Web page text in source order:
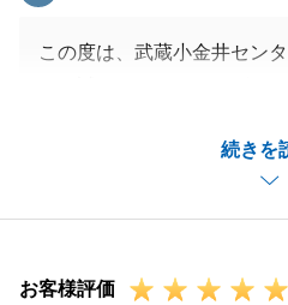
続きを
この度は、武蔵小金井セン
トを受ける事が出来、大変
う有難いお言葉を頂戴しま
となります。大変嬉しく思
当社の提案に対し、ご理解
お客様評価